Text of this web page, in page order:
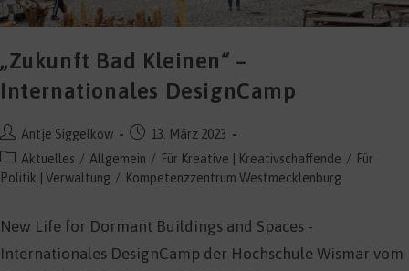
„Zukunft Bad Kleinen“ –
Internationales DesignCamp
Beitrags-
Autor:
Antje Siggelkow
Beitrag
veröffentlicht:
13. März 2023
Beitrags-
Kategorie:
Aktuelles / Allgemein / Für Kreative | Kreativschaffende / Für
Politik | Verwaltung / Kompetenzzentrum Westmecklenburg
New Life for Dormant Buildings and Spaces -
Internationales DesignCamp der Hochschule Wismar vom